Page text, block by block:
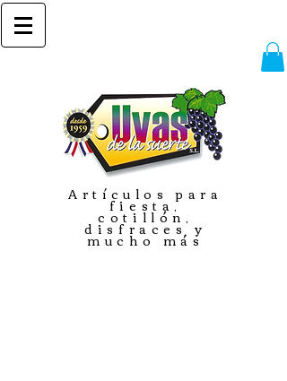
Artículos para
fiesta,
cotillón,
disfraces y
mucho más